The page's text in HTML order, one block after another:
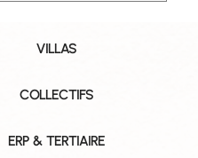
VILLAS
COLLECTIFS
ERP & TERTIAIRE